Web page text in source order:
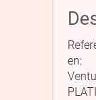
en: